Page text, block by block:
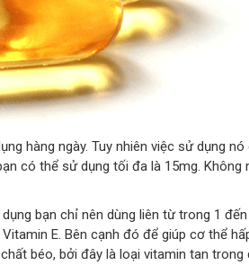
hàng ngày. Tuy nhiên việc sử dụng
có thể sử dụng tối đa là 15mg.
bạn chỉ nên dùng liên từ trong 1
E. Bên cạnh đó để giúp cơ thể
béo, bởi đây là loại vitamin tan trong